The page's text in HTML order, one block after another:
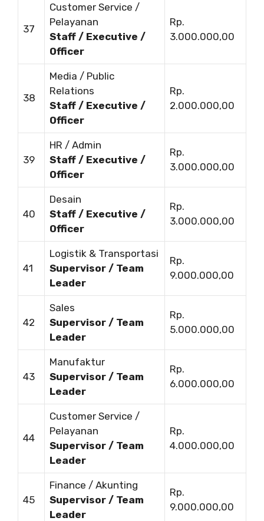
37
Customer Service /
Pelayanan
Staff / Executive /
Officer
Rp.
3.000.000,00
38
Media / Public
Relations
Staff / Executive /
Officer
Rp.
2.000.000,00
39
HR / Admin
Staff / Executive /
Officer
Rp.
3.000.000,00
40
Desain
Staff / Executive /
Officer
Rp.
3.000.000,00
41
Logistik & Transportasi
Supervisor / Team
Leader
Rp.
9.000.000,00
42
Sales
Supervisor / Team
Leader
Rp.
5.000.000,00
43
Manufaktur
Supervisor / Team
Leader
Rp.
6.000.000,00
44
Customer Service /
Pelayanan
Supervisor / Team
Leader
Rp.
4.000.000,00
45
Finance / Akunting
Supervisor / Team
Leader
Rp.
9.000.000,00